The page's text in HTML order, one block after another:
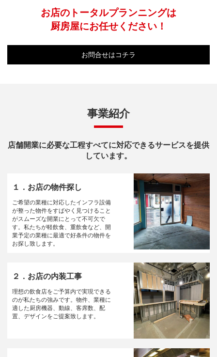
お店のトータルプランニングは
厨房屋にお任せください！
お問合せはコチラ
事業紹介
店舗開業に必要な工程すべてに対応できるサービスを提供
しています。
１．お店の物件探し
ご希望の業種に対応したインフラ設備
が整った物件をすばやく見つけること
がスムーズな開業にとって不可欠で
す。私たちが軽飲食、重飲食など、開
業予定の業種に最適で好条件の物件を
お探し致します。
２．お店の内装工事
理想の飲食店をご予算内で実現できる
のが私たちの強みです。物件、業種に
適した厨房機器、動線、客席数、配
置、デザインをご提案致します。